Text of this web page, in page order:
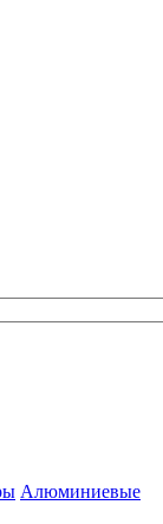
Алюминиевые